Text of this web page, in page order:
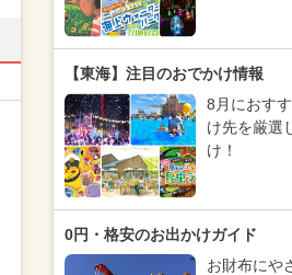
【東海】注目のおでかけ情報
8月におす
け先を厳選
け！
0円・格安のお出かけガイド
お財布にや